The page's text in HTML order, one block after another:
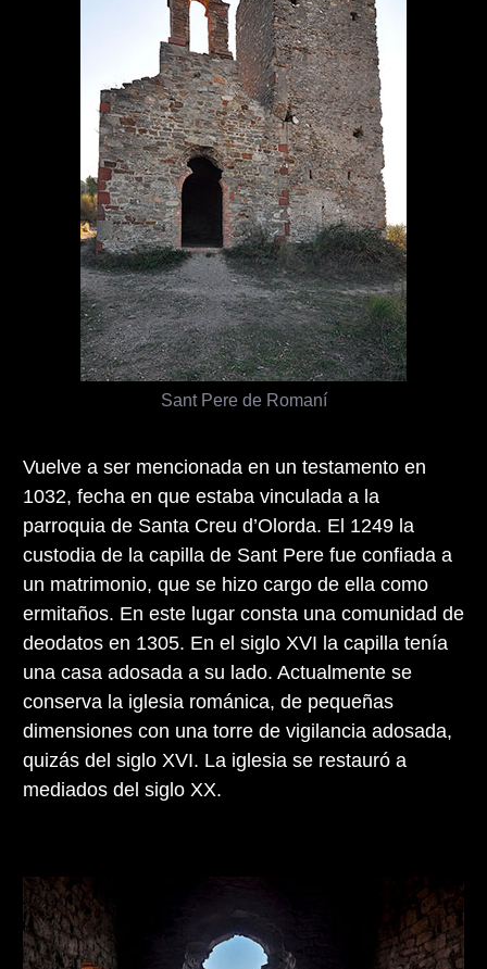
Sant Pere de Romaní
Vuelve a ser mencionada en un testamento en
1032, fecha en que estaba vinculada a la
parroquia de Santa Creu d’Olorda. El 1249 la
custodia de la capilla de Sant Pere fue confiada a
un matrimonio, que se hizo cargo de ella como
ermitaños. En este lugar consta una comunidad de
deodatos en 1305. En el siglo XVI la capilla tenía
una casa adosada a su lado. Actualmente se
conserva la iglesia románica, de pequeñas
dimensiones con una torre de vigilancia adosada,
quizás del siglo XVI. La iglesia se restauró a
mediados del siglo XX.